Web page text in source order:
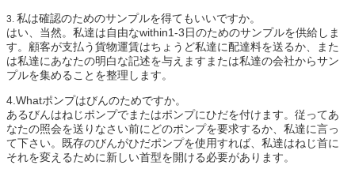
3. 私は確認のためのサンプルを得てもいいですか。
はい、当然。私達は自由なwithin1-3日のためのサンプルを供給しま
す。顧客が支払う貨物運賃はちょうど私達に配達料を送るか、また
は私達にあなたの明白な記述を与えますまたは私達の会社からサン
プルを集めることを整理します。
4.Whatポンプはびんのためですか。
あるびんはねじポンプでまたはポンプにひだを付けます。従ってあ
なたの照会を送りなさい前にどのポンプを要求するか、私達に言っ
て下さい。既存のびんがひだポンプを使用すれば、私達はねじ首に
それを変えるために新しい首型を開ける必要があります。